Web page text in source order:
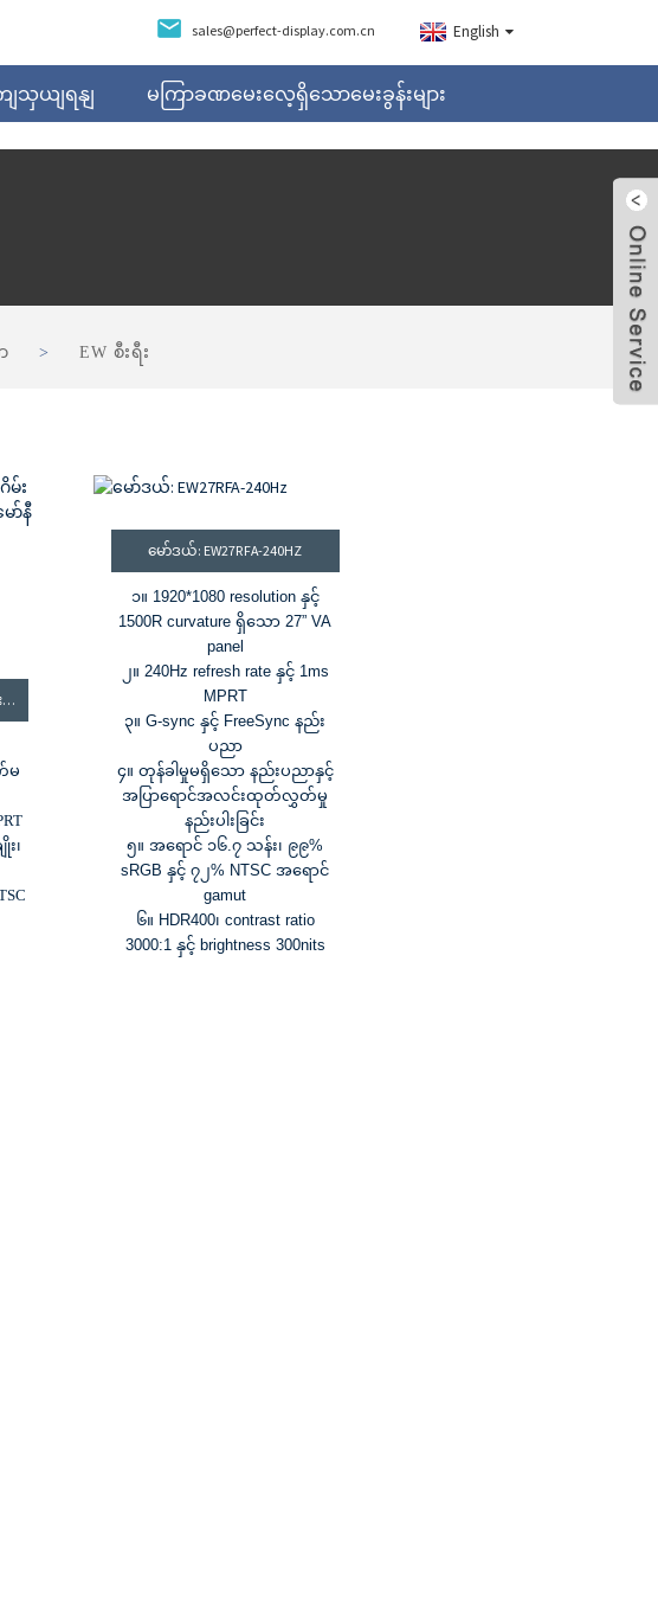
sales@perfect-display.com.cn English
သှယျရနျ မကြာခဏမေးလေ့ရှိသောမေးခွန်းများ
EW စီးရီး
၃၂ လက်မ IPS QHD ဘောင်မဲ့ ဂိမ်းမော်နီတာ၊ 180HZ မော်နီတာ၊ 2K မော်နီတာ- EW32BQI
မ
၊
မော်ဒယ်: EW27RFA-240HZ
၁။ 1920*1080 resolution နှင့်
1500R curvature ရှိသော 27” VA
panel
၂။ 240Hz refresh rate နှင့် 1ms
MPRT
၃။ G-sync နှင့် FreeSync နည်း
ပညာ
၄။ တုန်ခါမှုမရှိသော နည်းပညာနှင့်
အပြာရောင်အလင်းထုတ်လွှတ်မှု
နည်းပါးခြင်း
၅။ အရောင် ၁၆.၇ သန်း၊ ၉၉%
sRGB နှင့် ၇၂% NTSC အရောင်
gamut
၆။ HDR400၊ contrast ratio
3000:1 နှင့် brightness 300nits